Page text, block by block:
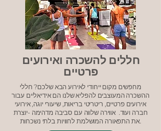
חללים להשכרה ואירועים
פרטיים
מחפשים מקום ייחודי לאירוע הבא שלכם? חללי
ההשכרה המעוצבים להפליא שלנו הם אידיאליים עבור
אירועים פרטיים, ריטריטי בריאות, שיעורי יוגה, אירועי
חברה ועוד. אווירה שלווה עם סביבה מדהימה -יוצרת
את התפאורה המושלמת לחוויות בלתי נשכחות.